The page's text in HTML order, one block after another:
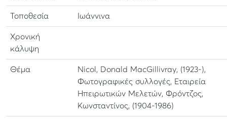
Τοποθεσία Ιωάννινα
Χρονική
κάλυψη
Θέμα
Nicol, Donald MacGillivray, (1923-),
Φωτογραφικές συλλογές, Εταιρεία
Ηπειρωτικών Μελετών, Φρόντζος,
Κωνσταντίνος, (1904-1986)